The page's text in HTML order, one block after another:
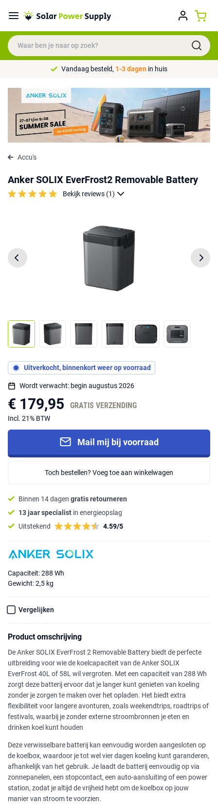
Vandaag besteld, 1-3 dagen in huis
Accu's
Anker SOLIX EverFrost2 Removable Battery
Bekijk reviews (1)
Uitverkocht, binnenkort weer op voorraad
Wordt verwacht: begin augustus 2026
€ 179,95 GRATIS VERZENDING
Incl. 21% BTW
Mail mij bij voorraad
Toch bestellen? Voeg toe aan winkelwagen
Binnen 14 dagen gratis retourneren
13 jaar specialist in energieopslag
Uitstekend
4.59/5
Capaciteit: 288 Wh
Gewicht: 2,5 kg
Vergelijken
Product omschrijving
De Anker SOLIX EverFrost 2 Removable Battery biedt de perfecte
uitbreiding voor wie de koelcapaciteit van de Anker SOLIX
EverFrost 40L of 58L wil vergroten. Met een capaciteit van 288 Wh
zorgt deze batterij ervoor dat je langer kunt genieten van koeling
zonder je zorgen te maken over het opladen. Het biedt extra
flexibiliteit voor langere avonturen, zoals weekendtrips, roadtrips of
festivals, waarbij je zonder externe stroombronnen je eten en
drinken koel kunt houden
Deze verwisselbare batterij kan eenvoudig worden aangesloten op
de koelbox, waardoor je tot wel vier dagen koeling kunt garanderen,
afhankelijk van het gebruik. Je laadt de batterij eenvoudig op via
zonnepanelen, een stopcontact, een auto-aansluiting of een power
station, zodat je altijd de vrijheid hebt om de koelbox op jouw
manier van stroom te voorzien.